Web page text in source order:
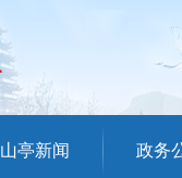
山亭新闻 政务